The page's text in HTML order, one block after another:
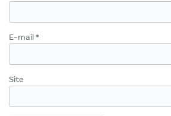
E-mail *
Site